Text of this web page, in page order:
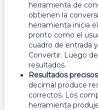
herramienta de
obtienen la
herramienta inicia
pronto como el
cuadro de entrada
Convertir. Luego
resultados.
Resultados
decimal produce
correctos. Los
herramienta